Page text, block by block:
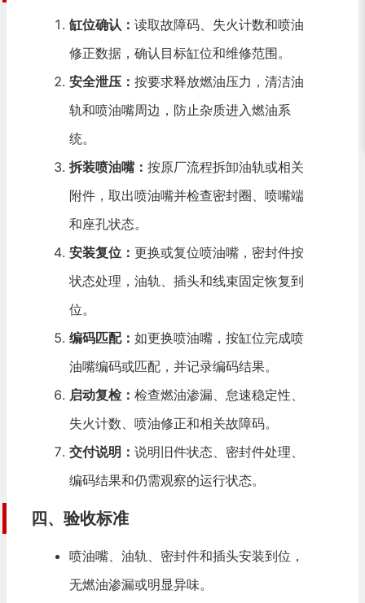
缸位确认： 读取故障码、失火计数和喷油
修正数据，确认目标缸位和维修范围。
安全泄压： 按要求释放燃油压力，清洁油
轨和喷油嘴周边，防止杂质进入燃油系
统。
拆装喷油嘴： 按原厂流程拆卸油轨或相关
附件，取出喷油嘴并检查密封圈、喷嘴端
和座孔状态。
安装复位： 更换或复位喷油嘴，密封件按
状态处理，油轨、插头和线束固定恢复到
位。
编码匹配： 如更换喷油嘴，按缸位完成喷
油嘴编码或匹配，并记录编码结果。
启动复检： 检查燃油渗漏、怠速稳定性、
失火计数、喷油修正和相关故障码。
交付说明： 说明旧件状态、密封件处理、
编码结果和仍需观察的运行状态。
四、验收标准
喷油嘴、油轨、密封件和插头安装到位，
无燃油渗漏或明显异味。